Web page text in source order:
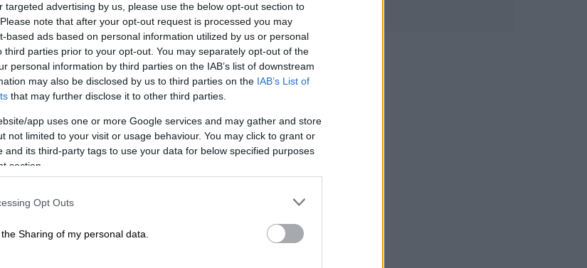
targeted advertising by us, please use the below opt-out section to
note that after your opt-out request is processed you may
based ads based on personal information utilized by us or personal
third parties prior to your opt-out. You may separately opt-out of the
personal information by third parties on the IAB’s list of downstream
may also be disclosed by us to third parties on the IAB’s List of
that may further disclose it to other third parties.
app uses one or more Google services and may gather and store
not limited to your visit or usage behaviour. You may click to grant or
and its third-party tags to use your data for below specified purposes
section.
Opt Outs
Sharing of my personal data.
6
Υλικά
200 γρ.
καπνιστός
σολομός
2 φρέσκα